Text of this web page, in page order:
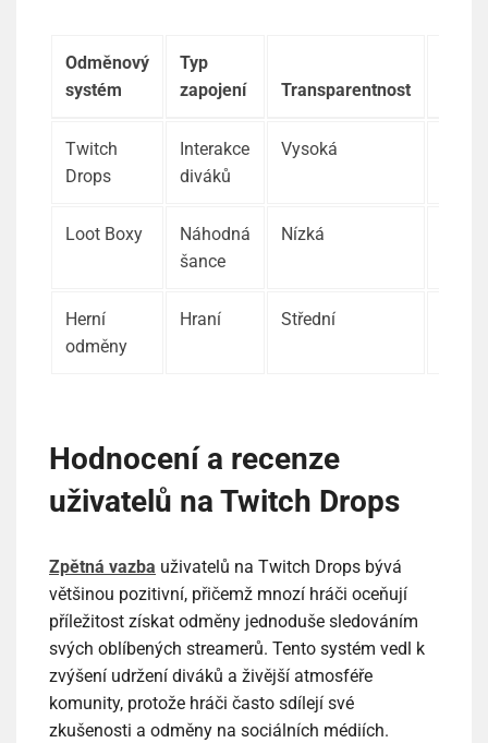
Odměnový
systém
Typ
zapojení
Transparentnost
Twitch
Drops
Interakce
diváků
Vysoká
Loot Boxy
Náhodná
šance
Nízká
Herní
odměny
Hraní Střední
Hodnocení a recenze
uživatelů na Twitch Drops
Zpětná vazba uživatelů na Twitch Drops bývá
většinou pozitivní, přičemž mnozí hráči oceňují
příležitost získat odměny jednoduše sledováním
svých oblíbených streamerů. Tento systém vedl k
zvýšení udržení diváků a živější atmosféře
komunity, protože hráči často sdílejí své
zkušenosti a odměny na sociálních médiích.